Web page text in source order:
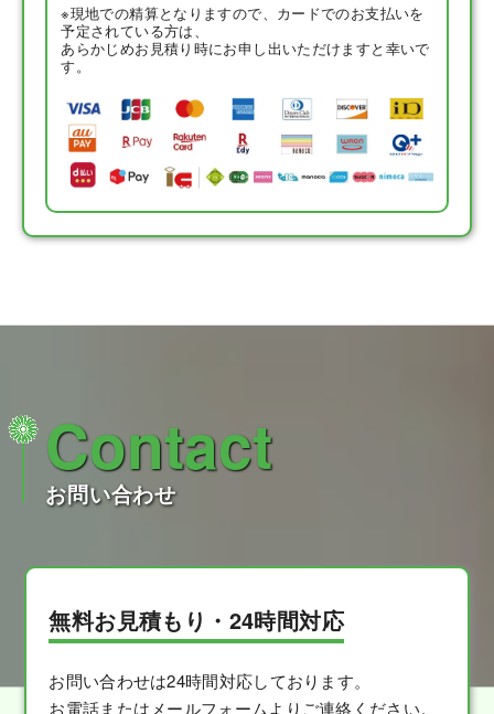
※現地での精算となりますので、カードでのお支払いを
予定されている方は、
あらかじめお見積り時にお申し出いただけますと幸いで
す。
Contact
お問い合わせ
無料お見積もり・24時間対応
お問い合わせは24時間対応しております。
お電話またはメールフォームよりご連絡ください。